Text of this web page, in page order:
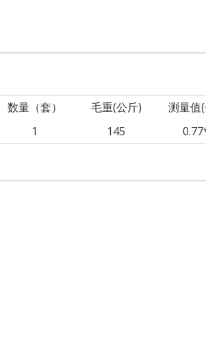
数量（套） 毛重(公斤) 测量值
1 145